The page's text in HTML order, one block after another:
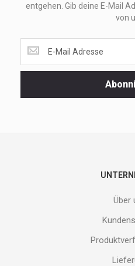
entgehen. Gib deine E-Mail
von
dir
unsere
Über